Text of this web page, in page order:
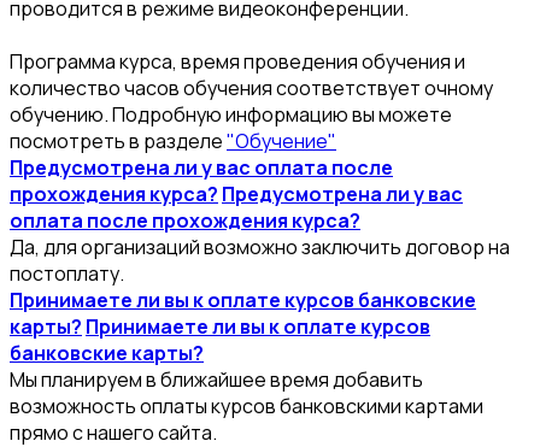
проводится в режиме видеоконференции.
Программа курса, время проведения обучения и
количество часов обучения соответствует очному
обучению. Подробную информацию вы можете
посмотреть в разделе"Обучение"
Предусмотрена ли у вас оплата после
прохождения курса? Предусмотрена ли у вас
оплата после прохождения курса?
Да, для организаций возможно заключить договор на
постоплату.
Принимаете ли вы к оплате курсов банковские
карты? Принимаете ли вы к оплате курсов
банковские карты?
Мы планируем в ближайшее время добавить
возможность оплаты курсов банковскими картами
прямо с нашего сайта.